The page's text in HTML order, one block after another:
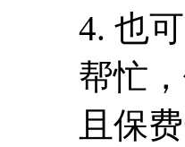
4. 也
帮忙
且保